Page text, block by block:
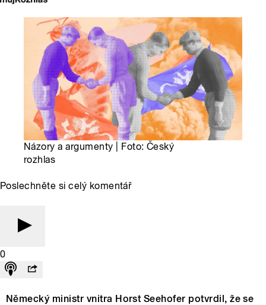
Názory a argumenty | Foto: Český
rozhlas
Poslechněte si celý komentář
0
Německý ministr vnitra Horst Seehofer potvrdil, že se